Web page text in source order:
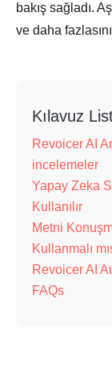
bakış sağladı.
ve daha
Kılavuz
Revoicer AI
incelemeler
Yapay Zeka
Kullanılır
Metni
Kullanmalı
Revoicer AI
FAQs